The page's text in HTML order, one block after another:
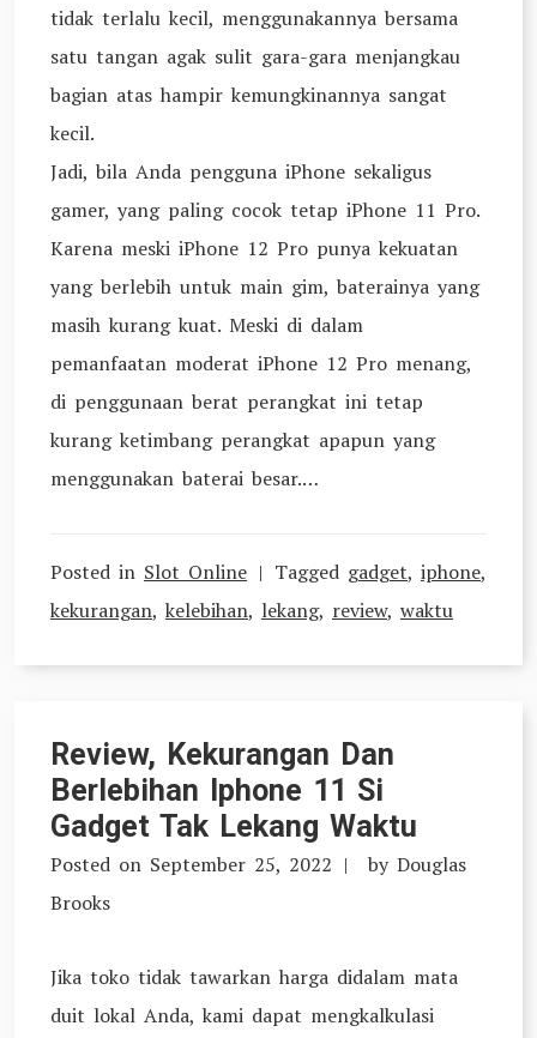
tidak terlalu kecil, menggunakannya bersama
satu tangan agak sulit gara-gara menjangkau
bagian atas hampir kemungkinannya sangat
kecil.
Jadi, bila Anda pengguna iPhone sekaligus
gamer, yang paling cocok tetap iPhone 11 Pro.
Karena meski iPhone 12 Pro punya kekuatan
yang berlebih untuk main gim, baterainya yang
masih kurang kuat. Meski di dalam
pemanfaatan moderat iPhone 12 Pro menang,
di penggunaan berat perangkat ini tetap
kurang ketimbang perangkat apapun yang
menggunakan baterai besar.…
Posted in Slot Online Tagged gadget, iphone,
kekurangan, kelebihan, lekang, review, waktu
Review, Kekurangan Dan
Berlebihan Iphone 11 Si
Gadget Tak Lekang Waktu
Posted on September 25, 2022 by Douglas
Brooks
Jika toko tidak tawarkan harga didalam mata
duit lokal Anda, kami dapat mengkalkulasi